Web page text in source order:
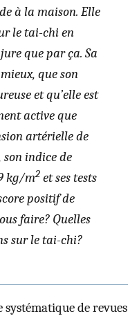
à la maison. Elle
le tai-chi en
que par ça. Sa
que son
et qu’elle est
active que
artérielle de
son indice de
kg/m2 et ses tests
positif de
faire? Quelles
sur le tai-chi?
de revues